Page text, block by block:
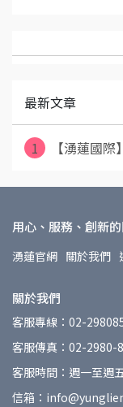
最新文章
1 【湧蓮國
用心、服務、創新
湧蓮官網 關於我們
關於我們
客服專線：02-
客服傳真：02-2980-
客服時間：週一至週
信箱：